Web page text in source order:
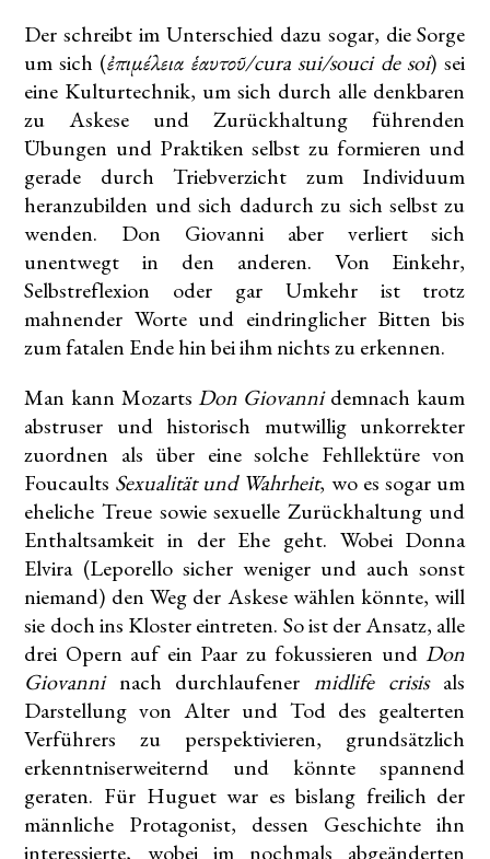
Der schreibt im Unterschied dazu sogar, die Sorge
um sich (ἐπιμέλεια ἑαυτοῦ/cura sui/souci de soi) sei
eine Kulturtechnik, um sich durch alle denkbaren
zu Askese und Zurückhaltung führenden
Übungen und Praktiken selbst zu formieren und
gerade durch Triebverzicht zum Individuum
heranzubilden und sich dadurch zu sich selbst zu
wenden. Don Giovanni aber verliert sich
unentwegt in den anderen. Von Einkehr,
Selbstreflexion oder gar Umkehr ist trotz
mahnender Worte und eindringlicher Bitten bis
zum fatalen Ende hin bei ihm nichts zu erkennen.
Man kann MozartsDon Giovannidemnach kaum
abstruser und historisch mutwillig unkorrekter
zuordnen als über eine solche Fehllektüre von
Foucaults Sexualität und Wahrheit, wo es sogar um
eheliche Treue sowie sexuelle Zurückhaltung und
Enthaltsamkeit in der Ehe geht. Wobei Donna
Elvira (Leporello sicher weniger und auch sonst
niemand) den Weg der Askese wählen könnte, will
sie doch ins Kloster eintreten. So ist der Ansatz, alle
drei Opern auf ein Paar zu fokussieren undDon
Giovanninach durchlaufener midlife crisisals
Darstellung von Alter und Tod des gealterten
Verführers zu perspektivieren, grundsätzlich
erkenntniserweiternd und könnte spannend
geraten. Für Huguet war es bislang freilich der
männliche Protagonist, dessen Geschichte ihn
interessierte, wobei im nochmals abgeänderten